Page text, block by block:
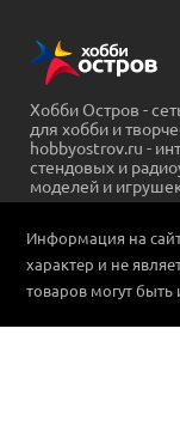
Хобби Остров -
для хобби и
hobbyostrov.ru -
стендовых и
моделей и
Информация на
характер и не
товаров могут